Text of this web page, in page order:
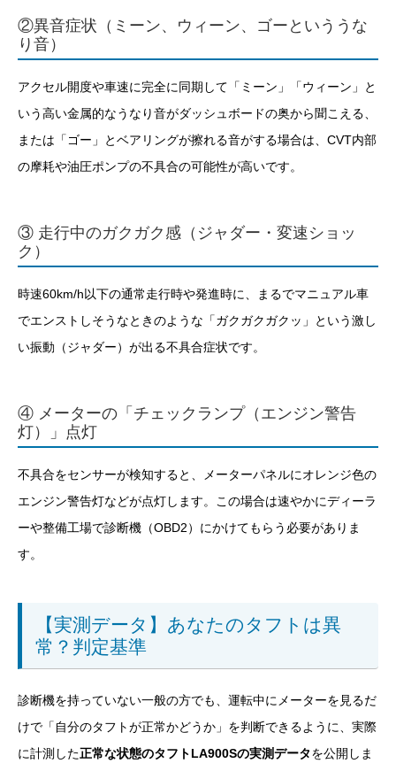
②異音症状（ミーン、ウィーン、ゴーといううな
り音）
アクセル開度や車速に完全に同期して「ミーン」「ウィーン」と
いう高い金属的なうなり音がダッシュボードの奥から聞こえる、
または「ゴー」とベアリングが擦れる音がする場合は、CVT内部
の摩耗や油圧ポンプの不具合の可能性が高いです。
③ 走行中のガクガク感（ジャダー・変速ショッ
ク）
時速60km/h以下の通常走行時や発進時に、まるでマニュアル車
でエンストしそうなときのような「ガクガクガクッ」という激し
い振動（ジャダー）が出る不具合症状です。
④ メーターの「チェックランプ（エンジン警告
灯）」点灯
不具合をセンサーが検知すると、メーターパネルにオレンジ色の
エンジン警告灯などが点灯します。この場合は速やかにディーラ
ーや整備工場で診断機（OBD2）にかけてもらう必要がありま
す。
【実測データ】あなたのタフトは異
常？判定基準
診断機を持っていない一般の方でも、運転中にメーターを見るだ
けで「自分のタフトが正常かどうか」を判断できるように、実際
に計測した正常な状態のタフトLA900Sの実測データを公開しま